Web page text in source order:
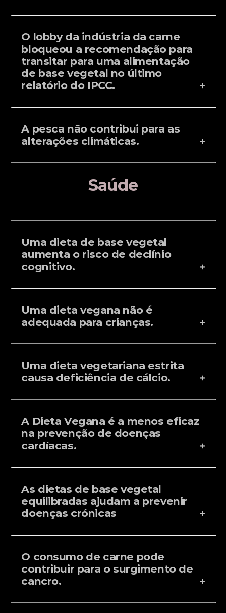
O lobby da indústria da carne
bloqueou a recomendação para
transitar para uma alimentação
de base vegetal no último
relatório do IPCC.
A pesca não contribui para as
alterações climáticas.
Saúde
Uma dieta de base vegetal
aumenta o risco de declínio
cognitivo.
Uma dieta vegana não é
adequada para crianças.
Uma dieta vegetariana estrita
causa deficiência de cálcio.
A Dieta Vegana é a menos eficaz
na prevenção de doenças
cardíacas.
As dietas de base vegetal
equilibradas ajudam a prevenir
doenças crónicas
O consumo de carne pode
contribuir para o surgimento de
cancro.